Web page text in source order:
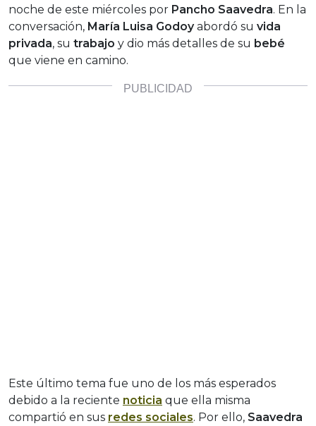
noche de este miércoles por Pancho Saavedra. En la
conversación, María Luisa Godoyabordó su vida
privada, su trabajo y dio más detalles de su bebé
que viene en camino.
Este último tema fue uno de los más esperados
debido a la reciente noticia que ella misma
compartió en sus redes sociales. Por ello, Saavedra